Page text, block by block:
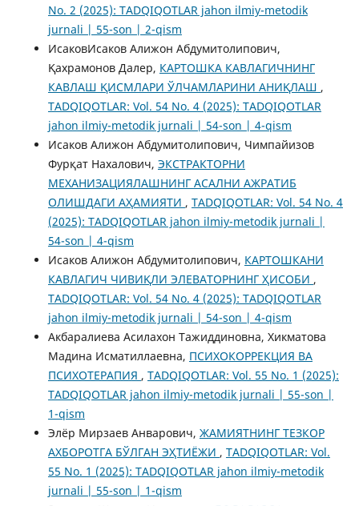
No. 2 (2025): TADQIQOTLAR jahon ilmiy-metodik
jurnali | 55-son | 2-qism
ИсаковИсаков Алижон Абдумитолипович,
Қахрамонов Далер, КАРТОШКА КАВЛАГИЧНИНГ
КАВЛАШ ҚИСМЛАРИ ЎЛЧАМЛАРИНИ АНИҚЛАШ ,
TADQIQOTLAR: Vol. 54 No. 4 (2025): TADQIQOTLAR
jahon ilmiy-metodik jurnali | 54-son | 4-qism
Исаков Алижон Абдумитолипович, Чимпайизов
Фурқат Нахалович, ЭКСТРАКТОРНИ
МЕХАНИЗАЦИЯЛАШНИНГ АСАЛНИ АЖРАТИБ
ОЛИШДАГИ АҲАМИЯТИ , TADQIQOTLAR: Vol. 54 No. 4
(2025): TADQIQOTLAR jahon ilmiy-metodik jurnali |
54-son | 4-qism
Исаков Алижон Абдумитолипович, КАРТОШКАНИ
КАВЛАГИЧ ЧИВИҚЛИ ЭЛЕВАТОРНИНГ ҲИСОБИ ,
TADQIQOTLAR: Vol. 54 No. 4 (2025): TADQIQOTLAR
jahon ilmiy-metodik jurnali | 54-son | 4-qism
Aкбаралиева Aсилахон Тажиддиновна, Хикматова
Мадина Исматиллаевна, ПСИХОКОРРЕКЦИЯ ВА
ПСИХОТЕРАПИЯ , TADQIQOTLAR: Vol. 55 No. 1 (2025):
TADQIQOTLAR jahon ilmiy-metodik jurnali | 55-son |
1-qism
Элёр Мирзаев Анварович, ЖАМИЯТНИНГ ТЕЗКОР
АХБОРОТГА БЎЛГАН ЭҲТИЁЖИ , TADQIQOTLAR: Vol.
55 No. 1 (2025): TADQIQOTLAR jahon ilmiy-metodik
jurnali | 55-son | 1-qism